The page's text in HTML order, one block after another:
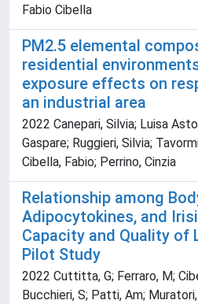
Fabio Cibella
PM2.5 elemental
residential
exposure effects on
an industrial area
2022 Canepari, Silvia; Luisa
Gaspare; Ruggieri, Silvia;
Cibella, Fabio; Perrino, Cinzia
Relationship among
Adipocytokines, and
Capacity and Quality of
Pilot Study
2022 Cuttitta, G; Ferraro, M;
Bucchieri, S; Patti, Am;